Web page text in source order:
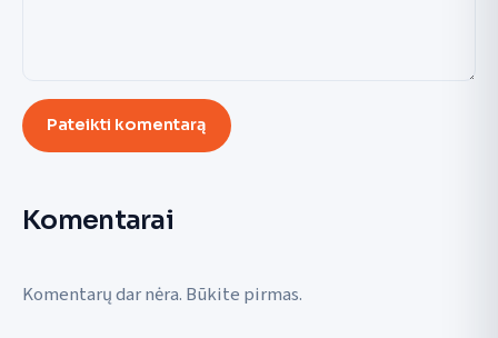
Pateikti komentarą
Komentarai
Komentarų dar nėra. Būkite pirmas.